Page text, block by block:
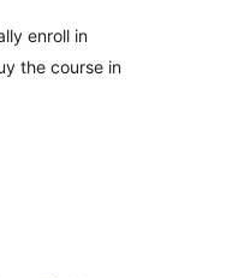
enroll in
the course in